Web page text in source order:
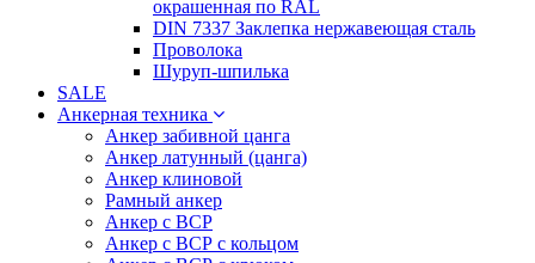
окрашенная по RAL
DIN 7337 Заклепка нержавеющая сталь
Проволока
Шуруп-шпилька
SALE
Анкерная техника
Анкер забивной цанга
Анкер латунный (цанга)
Анкер клиновой
Рамный анкер
Анкер с ВСР
Анкер с ВСР с кольцом